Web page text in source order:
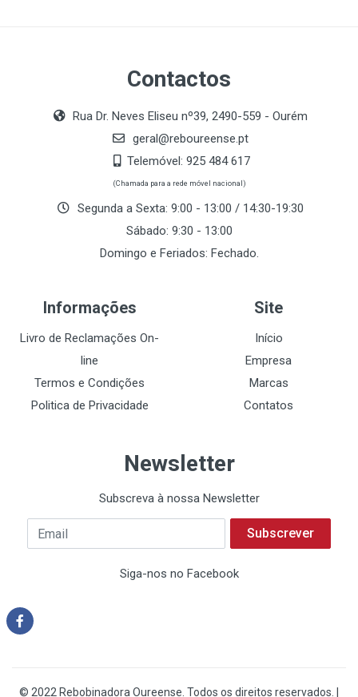
Contactos
Rua Dr. Neves Eliseu nº39, 2490-559 - Ourém
geral@reboureense.pt
Telemóvel: 925 484 617
(Chamada para a rede móvel nacional)
Segunda a Sexta: 9:00 - 13:00 / 14:30-19:30
Sábado: 9:30 - 13:00
Domingo e Feriados: Fechado.
Informações
Livro de Reclamações On-
line
Termos e Condições
Politica de Privacidade
Site
Início
Empresa
Marcas
Contatos
Newsletter
Subscreva à nossa Newsletter
Subscrever
Siga-nos no Facebook
© 2022 Rebobinadora Oureense. Todos os direitos reservados. |